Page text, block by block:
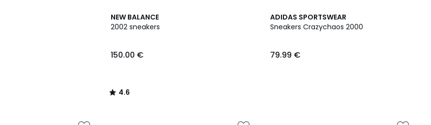
NEW BALANCE
2002 sneakers
150.00 €
4.6
/ 5
4.6
/
ADIDAS SPORTSWEAR
Sneakers Crazychaos 2000
79.99 €